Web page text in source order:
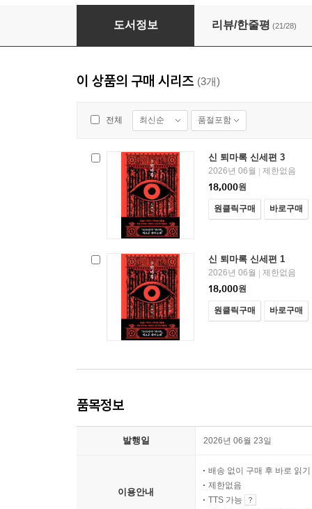
신 퇴마록 신세편 1
도서정보 리뷰/한줄평 (21/28)
이 상품의 구매 시리즈 (3개)
전체 최신순 품절포함
신 퇴마록 신세편 3
2026년 06월
제한없음
18,000원
원클릭구매 바로구매
신 퇴마록 신세편 1
2026년 06월
제한없음
18,000원
원클릭구매 바로구매
품목정보
발행일 2026년 06월 23일
이용안내
배송 없이 구매 후 바로 읽기
제한없음
TTS 가능